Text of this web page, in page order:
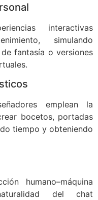
interactivas
simulando
fantasía o versiones
emplean la
bocetos, portadas
tiempo y obteniendo
humano–máquina
del chat